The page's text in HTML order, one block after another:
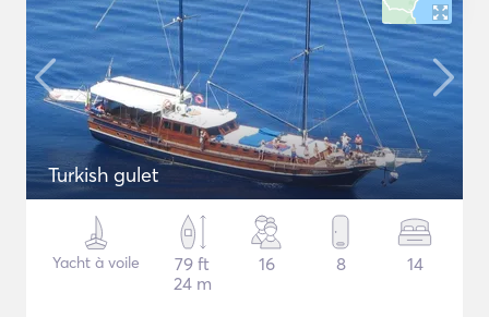
Turkish gulet
Yacht à voile
79 ft
24 m
16 8 14